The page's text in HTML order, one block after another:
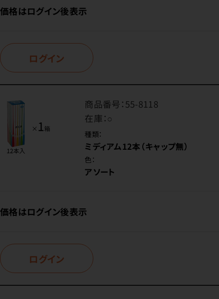
価格はログイン後表示
ログイン
商品番号：55-8118
在庫：○
種類：
ミディアム12本（キャップ無）
色：
アソート
価格はログイン後表示
ログイン